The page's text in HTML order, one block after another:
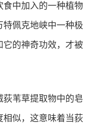
中加入的一种植物
佩克地峡中一种极
的神奇功效，才被
荻苇草提取物中的皂
似，这意味着当荻